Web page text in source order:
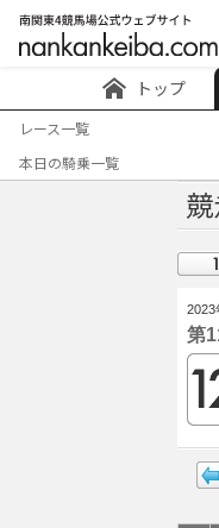
トップ
レース一覧
本日の騎乗一覧
2023
第